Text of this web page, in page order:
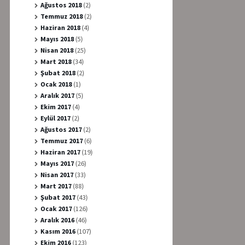
Ağustos 2018(2)
Temmuz 2018(2)
Haziran 2018(4)
Mayıs 2018(5)
Nisan 2018(25)
Mart 2018(34)
Şubat 2018(2)
Ocak 2018(1)
Aralık 2017(5)
Ekim 2017(4)
Eylül 2017(2)
Ağustos 2017(2)
Temmuz 2017(6)
Haziran 2017(19)
Mayıs 2017(26)
Nisan 2017(33)
Mart 2017(88)
Şubat 2017(43)
Ocak 2017(126)
Aralık 2016(46)
Kasım 2016(107)
Ekim 2016(123)